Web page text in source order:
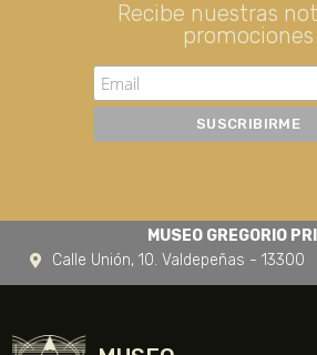
Recibe nuestras
promociones
MUSEO GREGORIO
Calle Unión, 10. Valdepeñas - 13300